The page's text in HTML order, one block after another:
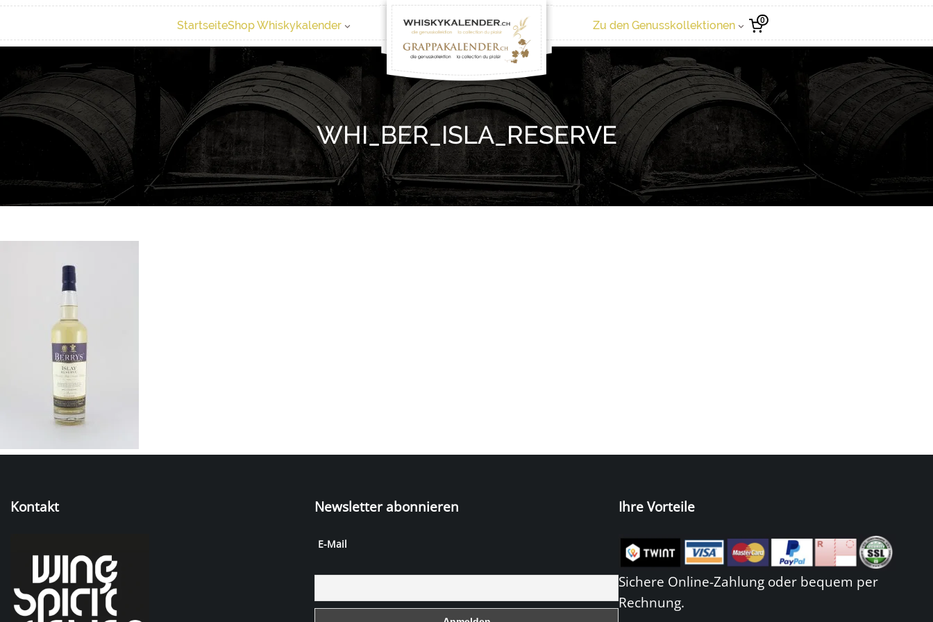
StartseiteShop Whiskykalender Zu den Genusskollektionen 0
WHI_BER_ISLA_RESERVE
Kontakt Newsletter abonnieren
E-Mail
Ihre Vorteile
Sichere Online-Zahlung oder bequem per
Rechnung.